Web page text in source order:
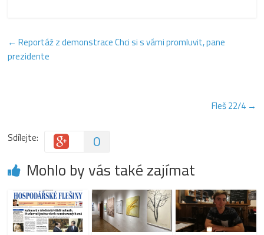
← Reportáž z demonstrace Chci si s vámi promluvit, pane
prezidente
Fleš 22/4 →
Sdílejte: 0
Mohlo by vás také zajímat